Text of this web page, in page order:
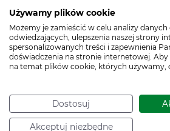
Używamy plików cookie
Możemy je zamieścić w celu analizy
odwiedzających, ulepszenia naszej strony
spersonalizowanych treści i zapewnienia
doświadczenia na stronie internetowej.
na temat plików cookie, których używamy,
Dostosuj
Akceptuj niezbędne
tego leku.
Leku Chlorchinaldin o
porzeczki nie należy
ciąży, chyba że lekarz
bezwzględnie konieczne.
Prowadzenie pojazdów